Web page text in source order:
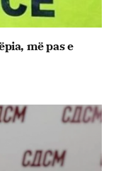
më pas e